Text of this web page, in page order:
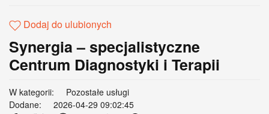
Dodaj do ulubionych
Synergia – specjalistyczne
Centrum Diagnostyki i Terapii
W kategorii:
Pozostałe usługi
Dodane:
2026-04-29 09:02:45